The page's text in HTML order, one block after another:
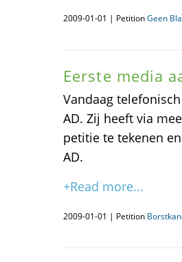
2009-01-01 | PetitionGeen
Eerste media
Vandaag
AD. Zij heeft via
petitie te tekenen
AD.
+Read more...
2009-01-01 | Petition